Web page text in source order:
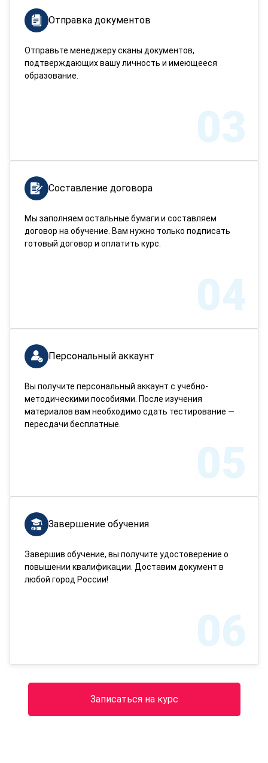
Отправка документов
Отправьте менеджеру сканы документов,
подтверждающих вашу личность и имеющееся
образование.
03
Составление договора
Мы заполняем остальные бумаги и составляем
договор на обучение. Вам нужно только подписать
готовый договор и оплатить курс.
04
Персональный аккаунт
Вы получите персональный аккаунт с учебно-
методическими пособиями. После изучения
материалов вам необходимо сдать тестирование —
пересдачи бесплатные.
05
Завершение обучения
Завершив обучение, вы получите удостоверение о
повышении квалификации. Доставим документ в
любой город России!
06
Записаться на курс